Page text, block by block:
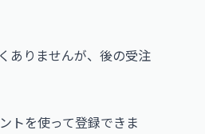
ありませんが、後の受注
トを使って登録できま